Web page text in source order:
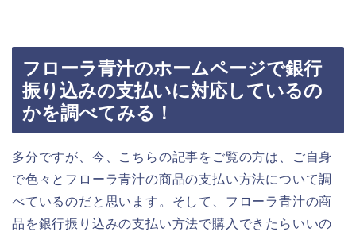
フローラ青汁のホームページで銀行
振り込みの支払いに対応しているの
かを調べてみる！
多分ですが、今、こちらの記事をご覧の方は、ご自身
で色々とフローラ青汁の商品の支払い方法について調
べているのだと思います。そして、フローラ青汁の商
品を銀行振り込みの支払い方法で購入できたらいいの